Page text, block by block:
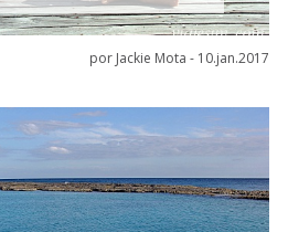
por Jackie Mota - 10.jan.2017